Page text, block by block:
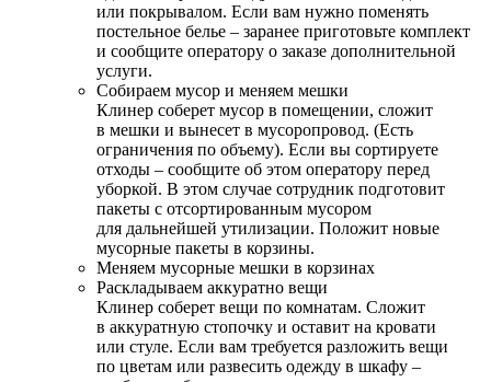
или покрывалом. Если вам нужно поменять
постельное белье – заранее приготовьте комплект
и сообщите оператору о заказе дополнительной
услуги.
Собираем мусор и меняем мешки
Клинер соберет мусор в помещении, сложит
в мешки и вынесет в мусоропровод. (Есть
ограничения по объему). Если вы сортируете
отходы – сообщите об этом оператору перед
уборкой. В этом случае сотрудник подготовит
пакеты с отсортированным мусором
для дальнейшей утилизации. Положит новые
мусорные пакеты в корзины.
Меняем мусорные мешки в корзинах
Раскладываем аккуратно вещи
Клинер соберет вещи по комнатам. Сложит
в аккуратную стопочку и оставит на кровати
или стуле. Если вам требуется разложить вещи
по цветам или развесить одежду в шкафу –